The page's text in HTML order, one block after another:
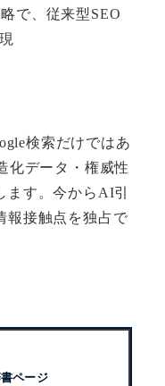
で、従来型SEO
検索だけではあ
化データ・権威性
す。今からAI引
報接触点を独占で
ページ